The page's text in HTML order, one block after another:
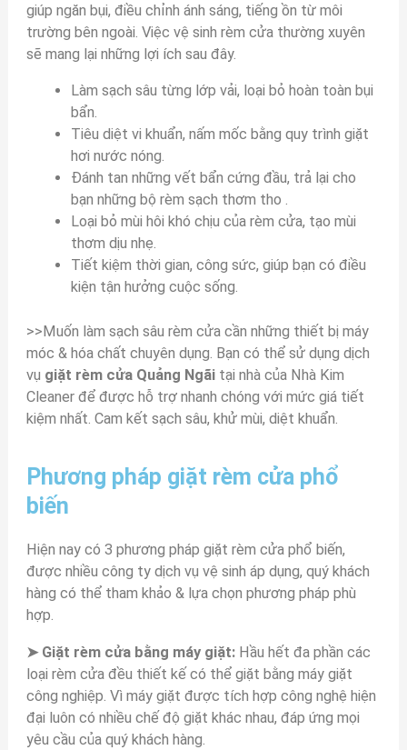
giúp ngăn bụi, điều chỉnh ánh sáng, tiếng ồn từ môi
trường bên ngoài. Việc vệ sinh rèm cửa thường xuyên
sẽ mang lại những lợi ích sau đây.
Làm sạch sâu từng lớp vải, loại bỏ hoàn toàn bụi
bẩn.
Tiêu diệt vi khuẩn, nấm mốc bằng quy trình giặt
hơi nước nóng.
Đánh tan những vết bẩn cứng đầu, trả lại cho
bạn những bộ rèm sạch thơm tho .
Loại bỏ mùi hôi khó chịu của rèm cửa, tạo mùi
thơm dịu nhẹ.
Tiết kiệm thời gian, công sức, giúp bạn có điều
kiện tận hưởng cuộc sống.
>>Muốn làm sạch sâu rèm cửa cần những thiết bị máy
móc & hóa chất chuyên dụng. Bạn có thể sử dụng dịch
vụ giặt rèm cửa Quảng Ngãitại nhà của Nhà Kim
Cleaner để được hỗ trợ nhanh chóng với mức giá tiết
kiệm nhất. Cam kết sạch sâu, khử mùi, diệt khuẩn.
Phương pháp giặt rèm cửa phổ
biến
Hiện nay có 3 phương pháp giặt rèm cửa phổ biến,
được nhiều công ty dịch vụ vệ sinh áp dụng, quý khách
hàng có thể tham khảo & lựa chọn phương pháp phù
hợp.
➤ Giặt rèm cửa bằng máy giặt:Hầu hết đa phần các
loại rèm cửa đều thiết kế có thể giặt bằng máy giặt
công nghiệp. Vì máy giặt được tích hợp công nghệ hiện
đại luôn có nhiều chế độ giặt khác nhau, đáp ứng mọi
yêu cầu của quý khách hàng.